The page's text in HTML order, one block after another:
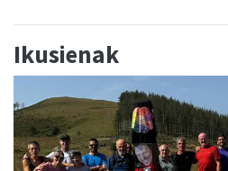
Ikusienak